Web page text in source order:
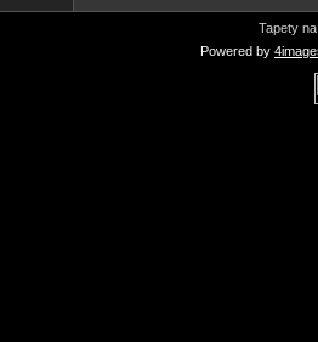
Tapety
Powered by